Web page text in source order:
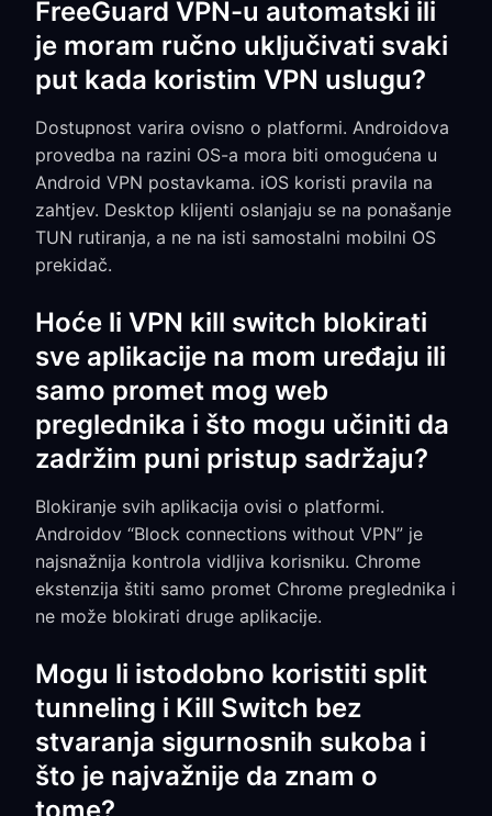
FreeGuard VPN-u automatski ili
je moram ručno uključivati svaki
put kada koristim VPN uslugu?
Dostupnost varira ovisno o platformi. Androidova
provedba na razini OS-a mora biti omogućena u
Android VPN postavkama. iOS koristi pravila na
zahtjev. Desktop klijenti oslanjaju se na ponašanje
TUN rutiranja, a ne na isti samostalni mobilni OS
prekidač.
Hoće li VPN kill switch blokirati
sve aplikacije na mom uređaju ili
samo promet mog web
preglednika i što mogu učiniti da
zadržim puni pristup sadržaju?
Blokiranje svih aplikacija ovisi o platformi.
Androidov “Block connections without VPN” je
najsnažnija kontrola vidljiva korisniku. Chrome
ekstenzija štiti samo promet Chrome preglednika i
ne može blokirati druge aplikacije.
Mogu li istodobno koristiti split
tunneling i Kill Switch bez
stvaranja sigurnosnih sukoba i
što je najvažnije da znam o